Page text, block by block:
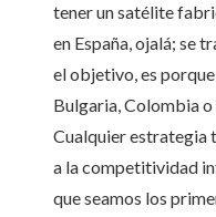
tener un satélite
en España, ojalá; se
el objetivo, es porque
Bulgaria, Colombia
Cualquier estrategia
a la competitividad
que seamos los